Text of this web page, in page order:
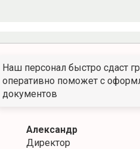
Наш персонал быстро сдаст
оперативно поможет с
документов
Александр
Директор